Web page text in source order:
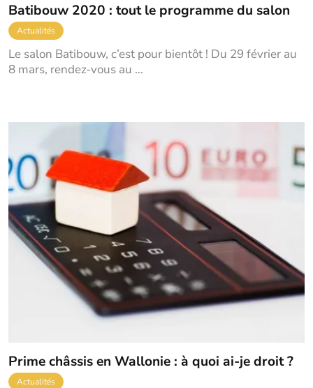
Batibouw 2020 : tout le programme du salon
Actualités
Le salon Batibouw, c’est pour bientôt ! Du 29 février au
8 mars, rendez-vous au …
Prime châssis en Wallonie : à quoi ai-je droit ?
Actualités